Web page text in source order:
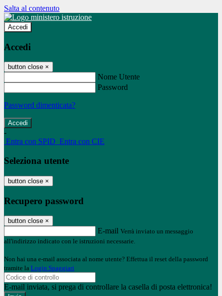
Salta al contenuto
Accedi
Accedi
button close ×
Nome Utente
Password
Password dimenticata?
-
Entra con SPID Entra con CIE
Seleziona utente
button close ×
Recupero password
button close ×
E-mail Verrà inviato un messaggio
all'indirizzo indicato con le istruzioni necessarie.
Non hai una e-mail associata al nome utente? Effettua il reset della password
tramite la Login Spaggiari
E-mail inviata, si prega di controllare la casella di posta elettronica!